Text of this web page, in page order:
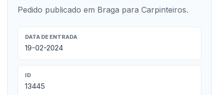
Pedido publicado em Braga para Carpinteiros.
DATA DE ENTRADA
19-02-2024
ID
13445